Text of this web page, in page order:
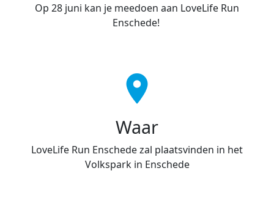
Op 28 juni kan je meedoen aan LoveLife Run
Enschede!
location_on
Waar
LoveLife Run Enschede zal plaatsvinden in het
Volkspark in Enschede